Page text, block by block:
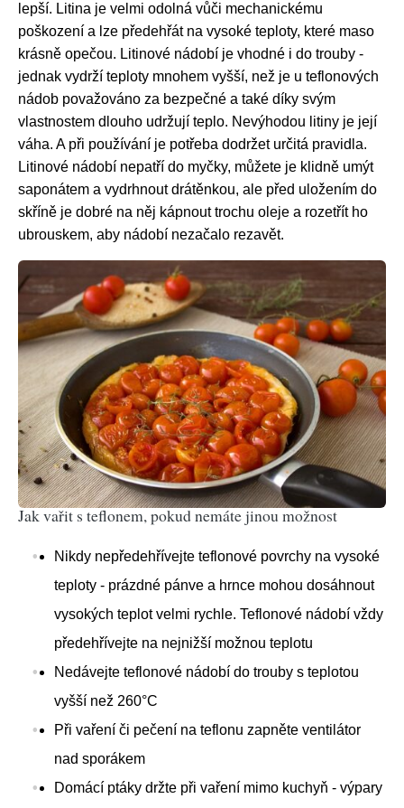
lepší. Litina je velmi odolná vůči mechanickému
poškození a lze předehřát na vysoké teploty, které maso
krásně opečou. Litinové nádobí je vhodné i do trouby -
jednak vydrží teploty mnohem vyšší, než je u teflonových
nádob považováno za bezpečné a také díky svým
vlastnostem dlouho udržují teplo. Nevýhodou litiny je její
váha. A při používání je potřeba dodržet určitá pravidla.
Litinové nádobí nepatří do myčky, můžete je klidně umýt
saponátem a vydrhnout drátěnkou, ale před uložením do
skříně je dobré na něj kápnout trochu oleje a rozetřít ho
ubrouskem, aby nádobí nezačalo rezavět.
Jak vařit s teflonem, pokud nemáte jinou možnost
Nikdy nepředehřívejte teflonové povrchy na vysoké
teploty - prázdné pánve a hrnce mohou dosáhnout
vysokých teplot velmi rychle. Teflonové nádobí vždy
předehřívejte na nejnižší možnou teplotu
Nedávejte teflonové nádobí do trouby s teplotou
vyšší než 260°C
Při vaření či pečení na teflonu zapněte ventilátor
nad sporákem
Domácí ptáky držte při vaření mimo kuchyň - výpary